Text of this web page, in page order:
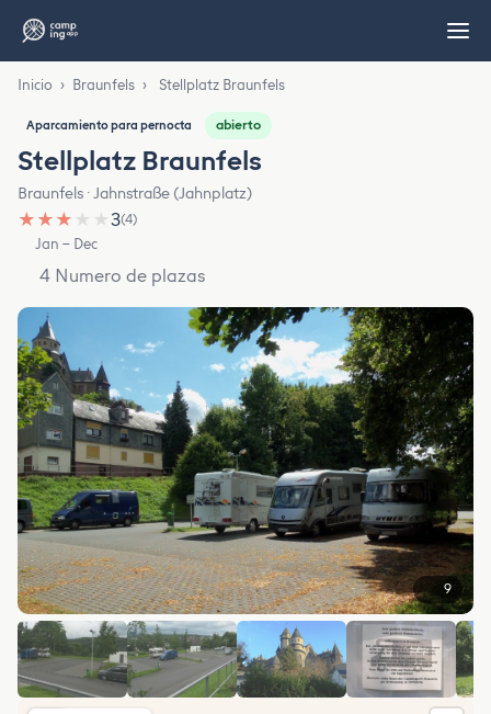
Inicio › Braunfels › Stellplatz Braunfels
Aparcamiento para pernocta abierto
Stellplatz Braunfels
Braunfels · Jahnstraße (Jahnplatz)
★ ★ ★ ★ ★3(4)
Jan – Dec
4 Numero de plazas
9